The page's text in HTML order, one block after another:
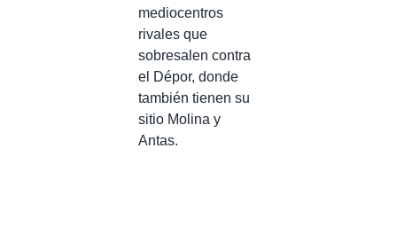
mediocentros
rivales que
sobresalen contra
el Dépor, donde
también tienen su
sitio Molina y
Antas.